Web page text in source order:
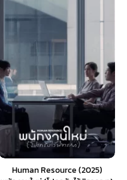
Human Resource (2025)